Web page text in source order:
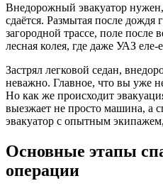
Внедорожный эвакуатор
сдаётся. Размытая после дождя
загородной трассе, поле после
лесная колея, где даже УАЗ еле-
Застрял легковой седан,
неважно. Главное, что вы уже
Но как же происходит
выезжает не просто машина, а
эвакуатор с опытным
Основные этапы
операции